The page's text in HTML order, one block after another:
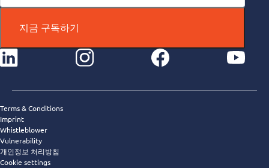
지금 구독하기
facebook youtube
Terms & Conditions
Imprint
Whistleblower
Vulnerability
개인정보 처리방침
Cookie settings